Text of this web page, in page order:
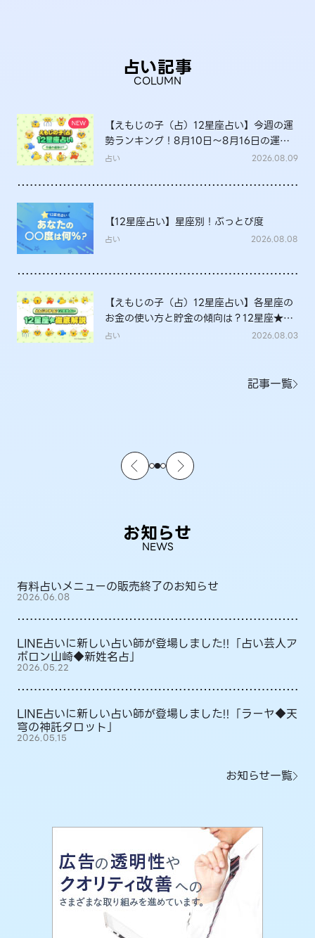
占い記事
COLUMN
【えもじの子（占）12星座占い】今週の運
勢ランキング！8月10日～8月16日の運勢
は？
占い 2026.08.09
【12星座占い】星座別！ぶっとび度
占い 2026.08.08
【えもじの子（占）12星座占い】各星座の
お金の使い方と貯金の傾向は？12星座★徹
底解説
占い 2026.08.03
記事一覧
お知らせ
NEWS
有料占いメニューの販売終了のお知らせ
2026.06.08
LINE占いに新しい占い師が登場しました!!「占い芸人ア
ポロン山崎◆新姓名占」
2026.05.22
LINE占いに新しい占い師が登場しました!!「ラーヤ◆天
穹の神託タロット」
2026.05.15
お知らせ一覧